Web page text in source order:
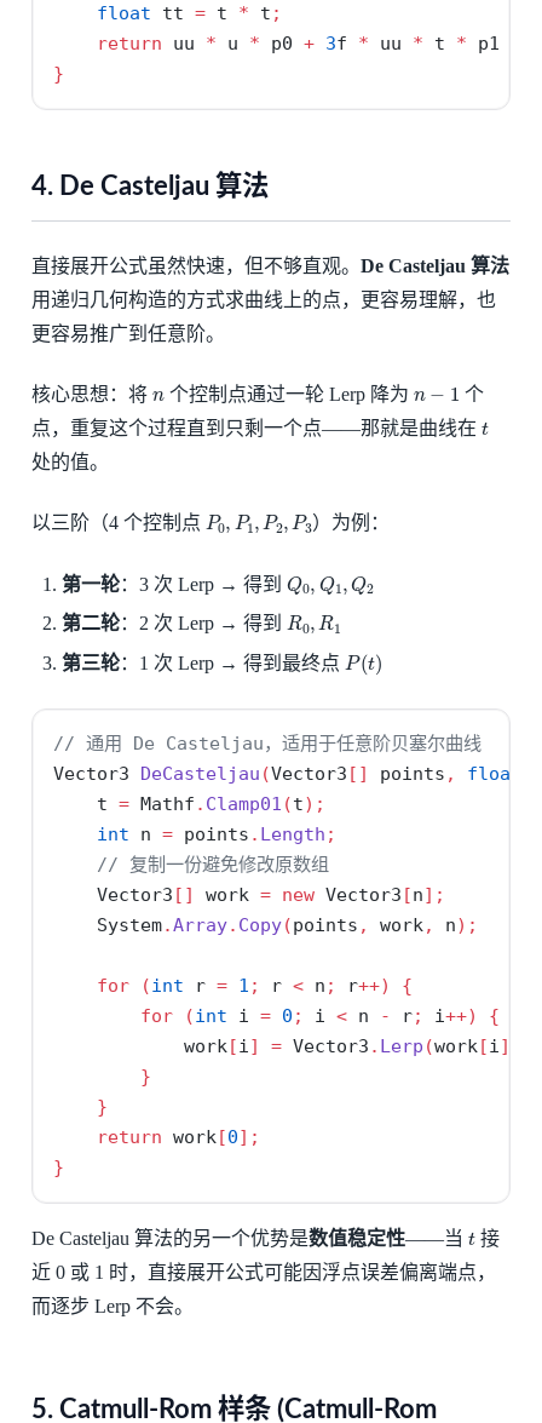
float tt = t * t ;
return uu * u * p0 + 3f * uu * t * p1
}
4. De Casteljau 算法
直接展开公式虽然快速，但不够直观。 De Casteljau 算法
用递归几何构造的方式求曲线上的点，更容易理解，也
更容易推广到任意阶。
核心思想：将 个控制点通过一轮 Lerp 降为
个
点，重复这个过程直到只剩一个点——那就是曲线在 t
处的值。
以三阶（4 个控制点 P0 P1 P2 P3 ）为例：
第一轮：3 次 Lerp → 得到Q Q1 Q2
第二轮：2 次 Lerp → 得到R0 R1
第三轮：1 次 Lerp → 得到最终点 P(t)
// 通用 De Casteljau，适用于任意阶贝塞尔曲线
Vector3 DeCasteljau (Vector3 [] points , float
    t
= Mathf . Clamp01 (t);
int n = points . Length ;
// 复制一份避免修改原数组
    Vector3
[] work = new Vector3 [n];
    System
.Array. Copy(points , work, n);
for (int r = 1 ; r < n ; r++)
{
for
(int i = 0 ; i < n - r; i++)
{
            work
[i] = Vector3 . Lerp (work[i],
}
}
return work[0];
}
De Casteljau 算法的另一个优势是数值稳定性——当 t接
近 0 或 1 时，直接展开公式可能因浮点误差偏离端点，
而逐步 Lerp 不会。
5. Catmull-Rom 样条 (Catmull-Rom